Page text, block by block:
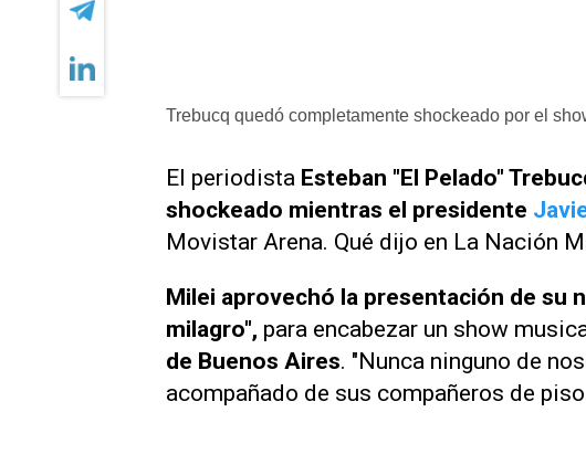
Trebucq quedó completamente shockeado por el
El periodista Esteban "El Pelado"
shockeado mientras el presidente
Movistar Arena. Qué dijo en La Nación
Milei aprovechó la presentación de su
milagro", para encabezar un show
de Buenos Aires. "Nunca ninguno de
acompañado de sus compañeros de